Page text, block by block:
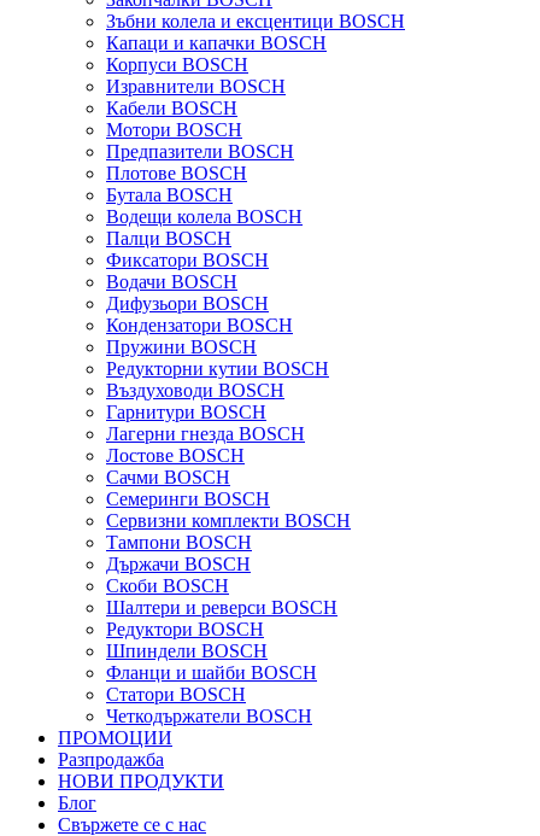
Зъбни колела и ексцентици BOSCH
Капаци и капачки BOSCH
Корпуси BOSCH
Изравнители BOSCH
Кабели BOSCH
Мотори BOSCH
Предпазители BOSCH
Плотове BOSCH
Бутала BOSCH
Водещи колела BOSCH
Палци BOSCH
Фиксатори BOSCH
Водачи BOSCH
Дифузьори BOSCH
Кондензатори BOSCH
Пружини BOSCH
Редукторни кутии BOSCH
Въздуховоди BOSCH
Гарнитури BOSCH
Лагерни гнезда BOSCH
Лостове BOSCH
Сачми BOSCH
Семеринги BOSCH
Сервизни комплекти BOSCH
Тампони BOSCH
Държачи BOSCH
Скоби BOSCH
Шалтери и реверси BOSCH
Редуктори BOSCH
Шпиндели BOSCH
Фланци и шайби BOSCH
Статори BOSCH
Четкодържатели BOSCH
ПРОМОЦИИ
Разпродажба
НОВИ ПРОДУКТИ
Блог
Свържете се с нас